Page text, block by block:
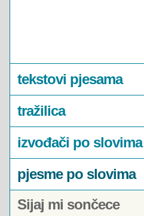
tekstovi pjesama
tražilica
izvođači po slovima
pjesme po slovima
Sijaj mi sončece